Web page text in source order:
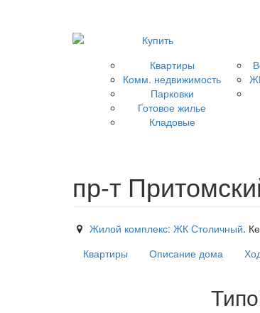
Купить
Квартиры
Комм. недвижимость
Парковки
Готовое жилье
Кладовые
пр-т
Жилой комплекс: ЖК Столичный.
Квартиры
Описание дома